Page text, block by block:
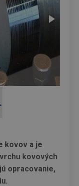
kovov a je
kovových
opracovanie,